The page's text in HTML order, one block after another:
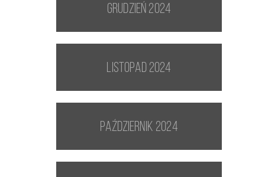
grudzień 2024
listopad 2024
październik 2024